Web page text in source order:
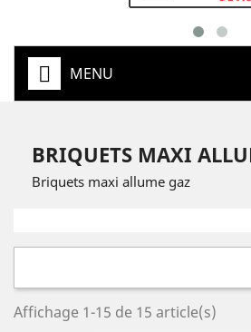
MENU
BRIQUETS MAXI
Briquets maxi allume gaz
Affichage 1-15 de 15 article(s)